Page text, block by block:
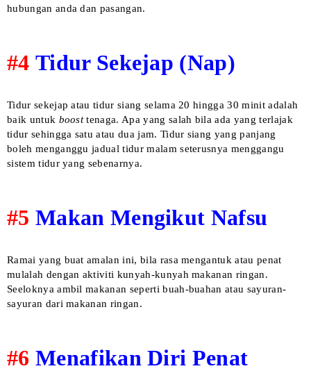
hubungan anda dan pasangan.
#4 Tidur Sekejap (Nap)
Tidur sekejap atau tidur siang selama 20 hingga 30 minit adalah
baik untuk boosttenaga. Apa yang salah bila ada yang terlajak
tidur sehingga satu atau dua jam. Tidur siang yang panjang
boleh menganggu jadual tidur malam seterusnya menggangu
sistem tidur yang sebenarnya.
#5 Makan Mengikut Nafsu
Ramai yang buat amalan ini, bila rasa mengantuk atau penat
mulalah dengan aktiviti kunyah-kunyah makanan ringan.
Seeloknya ambil makanan seperti buah-buahan atau sayuran-
sayuran dari makanan ringan.
#6 Menafikan Diri Penat